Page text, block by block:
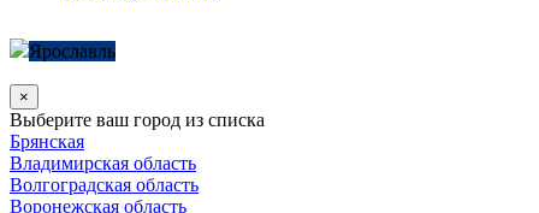
Ярославль
×
Выберите ваш город из списка
Брянская
Владимирская область
Волгоградская область
Воронежская область